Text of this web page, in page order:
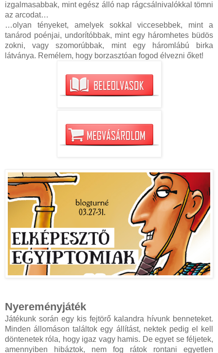
izgalmasabbak, mint egész álló nap rágcsálnivalókkal tömni
az arcodat…
…olyan tényeket, amelyek sokkal viccesebbek, mint a
tanárod poénjai, undorítóbbak, mint egy háromhetes büdös
zokni, vagy szomorúbbak, mint egy háromlábú birka
látványa. Remélem, hogy borzasztóan fogod élvezni őket!
Nyereményjáték
Játékunk során egy kis fejtörő kalandra hívunk benneteket.
Minden állomáson találtok egy állítást, nektek pedig el kell
döntenetek róla, hogy igaz vagy hamis. De egyet se féljetek,
amennyiben hibáztok, nem fog rátok rontani egyetlen